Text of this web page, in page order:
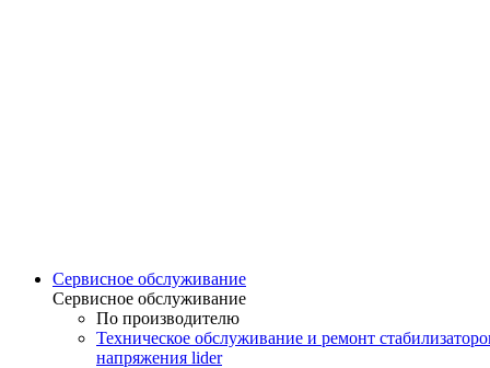
Сервисное обслуживание
Сервисное обслуживание
По производителю
Техническое обслуживание и ремонт
напряжения lider